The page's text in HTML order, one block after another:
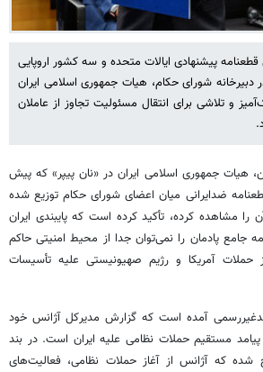
پیشنهادی ایالات متحده و سه کشور اروپایی
دبیرخانه شورای حکام، هیات جمهوری اسلامی ایران
و تلاشی برای انتقال مسئولیت تجاوز از عاملان
هیات جمهوری اسلامی ایران در «نان پیپر» که پیش
ضدایرانی میان اعضای شورای حکام توزیع شده
آن را مشاهده کرده، تأکید کرده است که پایبندی ایران
جامع پادمان را نمی‌توان جدا از محیط امنیتی حاکم
حملات آمریکا و رژیم صهیونیستی علیه تأسیسات
سندغیررسمی آمده است که گزارش مدیرکل آژانس خود
مستقیم حملات نظامی علیه ایران است. در بند
که آژانس از آغاز حملات نظامی، فعالیت‌های